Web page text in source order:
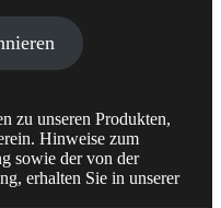
zu unseren Produkten,
Hinweise zum
sowie der von der
erhalten Sie in unserer